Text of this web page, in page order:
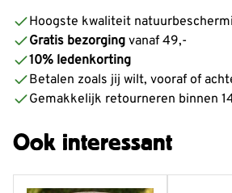
Hoogste kwaliteit
Gratis bezorging vanaf 49,-
10% ledenkorting
Betalen zoals jij wilt, vooraf of
Gemakkelijk retourneren binnen
Ook interessant